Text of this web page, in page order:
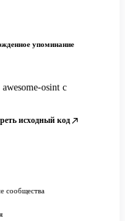
упоминание
osint с
исходный код
сообщества